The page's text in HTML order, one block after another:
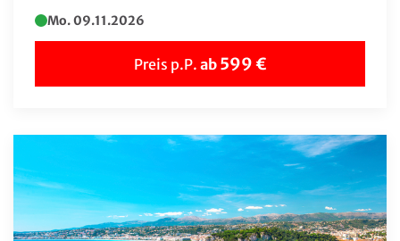
Tschechien
Ungarn
Ägypten
Österreich
Mo. 09.11.2026
Preis p.P. ab 599 €